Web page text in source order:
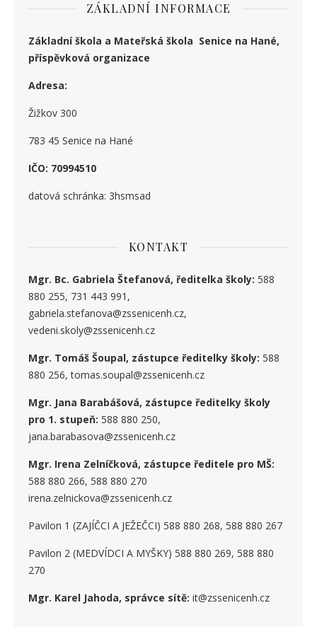
ZÁKLADNÍ INFORMACE
Základní škola a Mateřská škola Senice na Hané,
příspěvková organizace
Adresa:
Žižkov 300
783 45 Senice na Hané
IČO: 70994510
datová schránka: 3hsmsad
KONTAKT
Mgr. Bc. Gabriela Štefanová, ředitelka školy: 588
880 255, 731 443 991,
gabriela.stefanova@zssenicenh.cz,
vedeni.skoly@zssenicenh.cz
Mgr. Tomáš Šoupal, zástupce ředitelky školy: 588
880 256, tomas.soupal@zssenicenh.cz
Mgr. Jana Barabášová, zástupce ředitelky školy
pro 1. stupeň: 588 880 250,
jana.barabasova@zssenicenh.cz
Mgr. Irena Zelníčková, zástupce ředitele pro MŠ:
588 880 266, 588 880 270
irena.zelnickova@zssenicenh.cz
Pavilon 1 (ZAJÍČCI A JEŽEČCI) 588 880 268, 588 880 267
Pavilon 2 (MEDVÍDCI A MYŠKY) 588 880 269, 588 880
270
Mgr. Karel Jahoda, správce sítě: it@zssenicenh.cz